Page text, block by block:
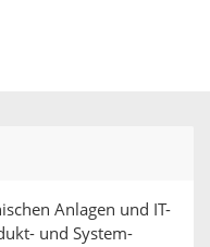
Anlagen und IT-
und System-